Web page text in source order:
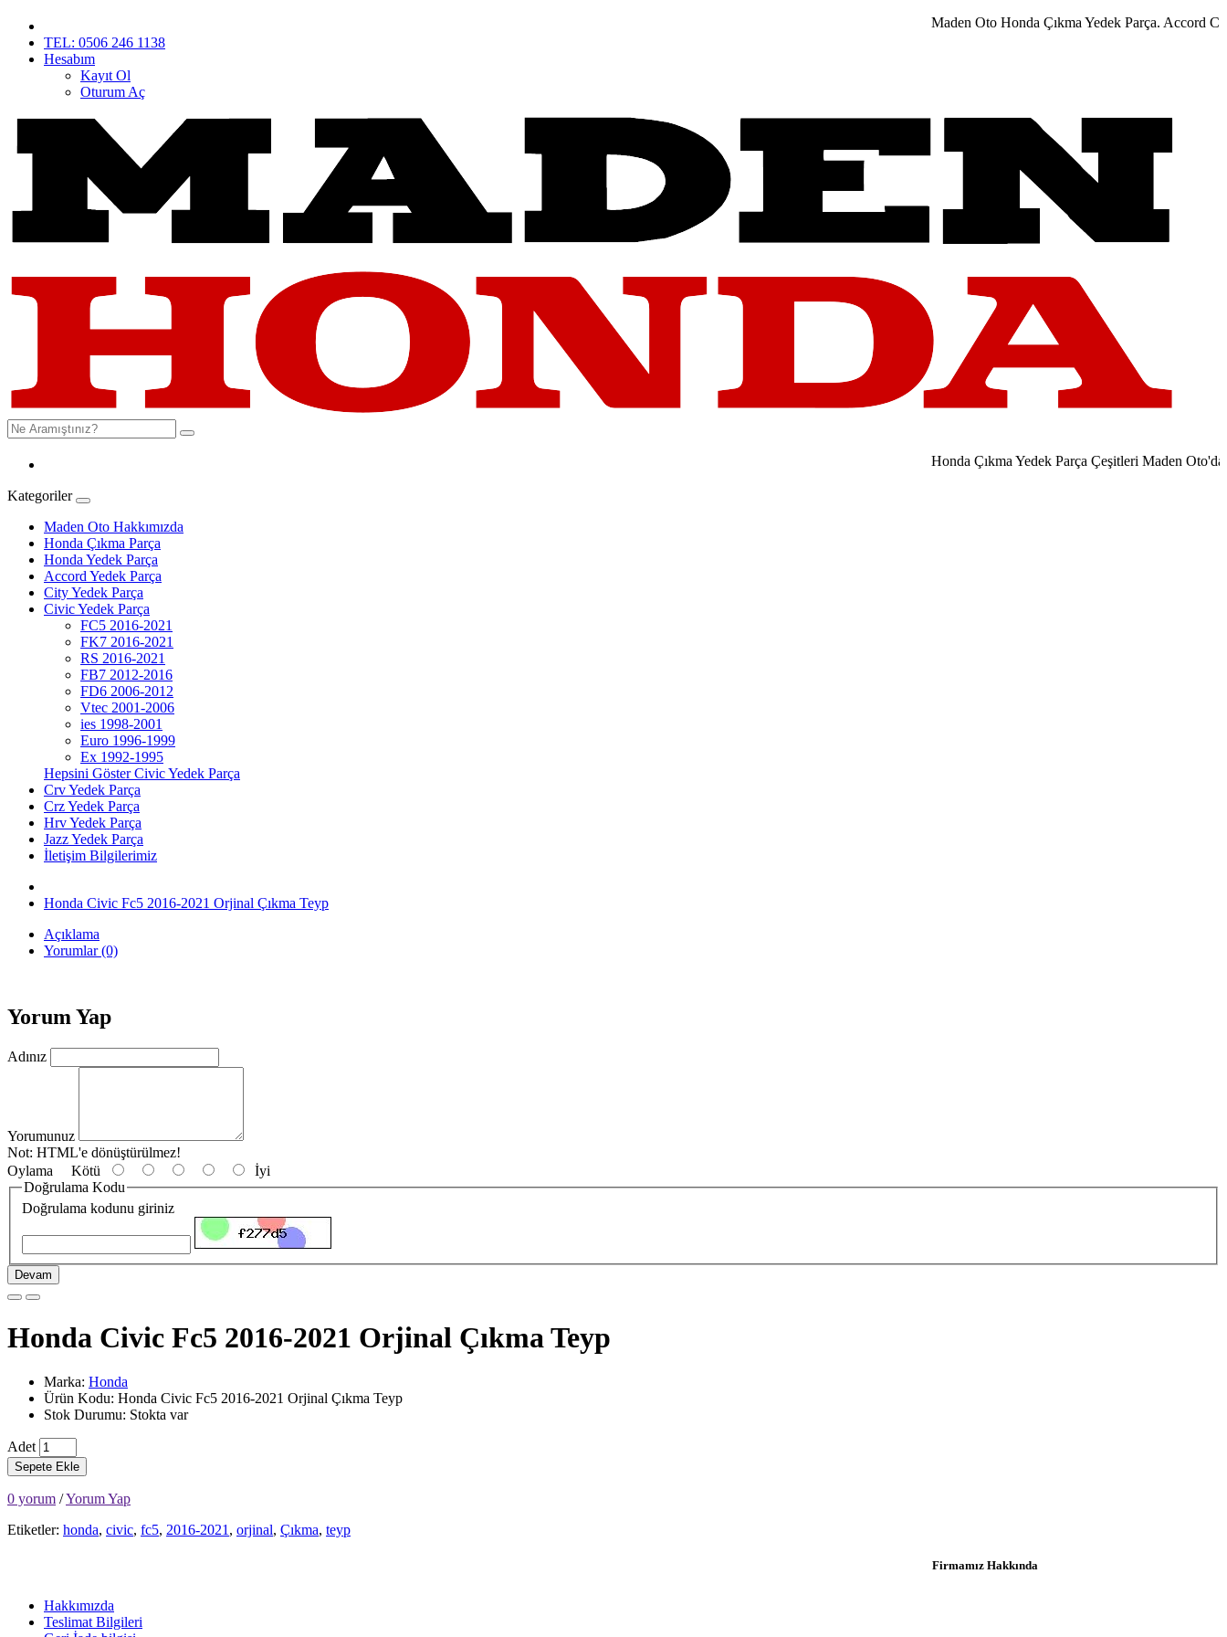
Maden Oto Honda Çıkma Yedek Parça. Accord City
TEL: 0506 246 1138
Hesabım
Kayıt Ol
Oturum Aç
Honda Çıkma Yedek Parça Çeşitleri Maden Oto'da
Kategoriler
Maden Oto Hakkımızda
Honda Çıkma Parça
Honda Yedek Parça
Accord Yedek Parça
City Yedek Parça
Civic Yedek Parça
FC5 2016-2021
FK7 2016-2021
RS 2016-2021
FB7 2012-2016
FD6 2006-2012
Vtec 2001-2006
ies 1998-2001
Euro 1996-1999
Ex 1992-1995
Hepsini Göster Civic Yedek Parça
Crv Yedek Parça
Crz Yedek Parça
Hrv Yedek Parça
Jazz Yedek Parça
İletişim Bilgilerimiz
Honda Civic Fc5 2016-2021 Orjinal Çıkma Teyp
Açıklama
Yorumlar (0)
Yorum Yap
Adınız
Yorumunuz
Not: HTML'e dönüştürülmez!
Oylama Kötü
İyi
Doğrulama Kodu
Doğrulama kodunu giriniz
Devam
Honda Civic Fc5 2016-2021 Orjinal Çıkma Teyp
Marka: Honda
Ürün Kodu: Honda Civic Fc5 2016-2021 Orjinal Çıkma Teyp
Stok Durumu: Stokta var
Adet
Sepete Ekle
0 yorum /Yorum Yap
Etiketler: honda, civic, fc5, 2016-2021 , orjinal, Çıkma, teyp
Firmamız Hakkında
Hakkımızda
Teslimat Bilgileri